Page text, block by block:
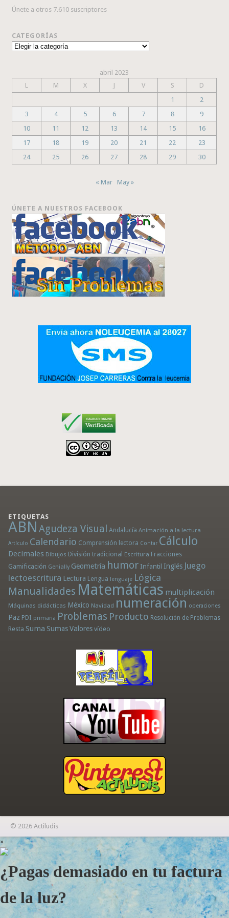
Únete a otros 7.610 suscriptores
CATEGORÍAS
Categorías
abril 2023
L
M X J V S
D
1
2
3
4 5 6 7 8
9
10
11 12 13 14 15
16
17
18 19 20 21 22
23
24
25 26 27 28 29 30
« Mar May »
ÚNETE A NUESTROS FACEBOOK
ETIQUETAS
ABN Agudeza Visual Andalucía Animación a la lectura
Artículo Calendario Comprensión lectora Contar Cálculo
Decimales Dibujos División tradicional Escritura Fracciones
Gamificación Genially Geometría humor Infantil Inglés Juego
lectoescritura Lectura Lengua lenguaje Lógica
Manualidades Matemáticas multiplicación
Máquinas didácticas México Navidad numeración operaciones
Paz PDI primaria Problemas Producto Resolución de Problemas
Resta Suma Sumas Valores vídeo
© 2026 Actiludis
×
¿Pagas demasiado en tu factura
de la luz?